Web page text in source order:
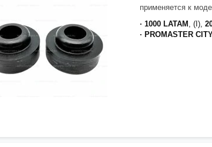
применяется к
· 1000 LATAM
, (I),
· PROMASTER